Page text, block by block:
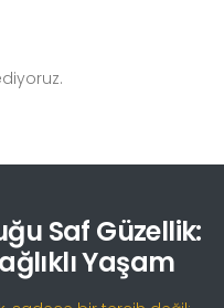
Saf Güzellik:
Yaşam